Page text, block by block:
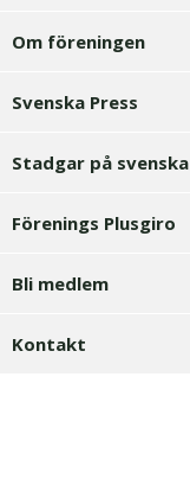
Om föreningen
Svenska Press
Stadgar på svenska
Förenings Plusgiro
Bli medlem
Kontakt